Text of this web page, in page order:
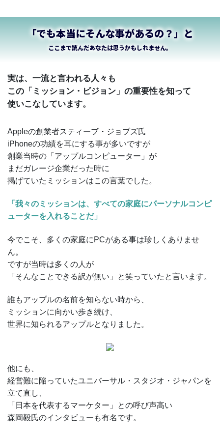
「でも本当にそんな事があるの？」と
ここまで読んだあなたは思うかもしれません。
実は、一流と言われる人々も
この「ミッション・ビジョン」の重要性を知って
使いこなしています。
Appleの創業者スティーブ・ジョブズ氏
iPhoneの功績を耳にする事が多いですが
創業当時の「アップルコンピューター」が
まだガレージ企業だった時に
掲げていたミッションはこの言葉でした。
「我々のミッションは、すべての家庭にパーソナルコンピ
ューターを入れることだ」
今でこそ、多くの家庭にPCがある事は珍しくありませ
ん。
ですが当時は多くの人が
「そんなことできる訳が無い」と笑っていたと言います。
誰もアップルの名前を知らない時から、
ミッションに向かい歩き続け、
世界に知られるアップルとなりました。
他にも、
経営難に陥っていたユニバーサル・スタジオ・ジャパンを
立て直し、
「日本を代表するマーケター」との呼び声高い
森岡毅氏のインタビューも有名です。